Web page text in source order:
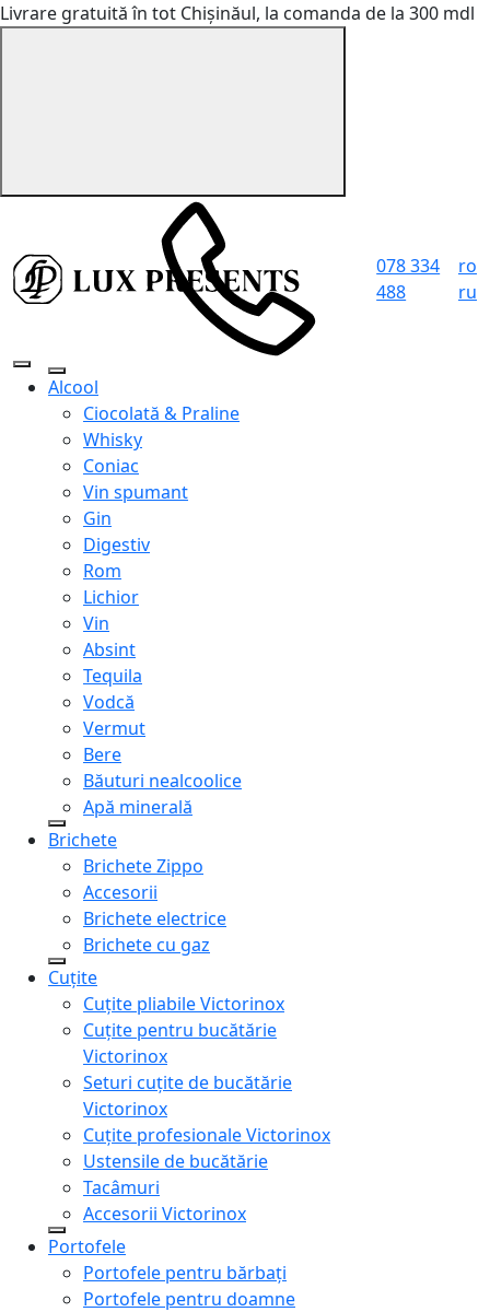
Livrare gratuită în tot Chișinăul, la comanda de la 300 mdl
078 334
488
ro
ru
Alcool
Ciocolată & Praline
Whisky
Coniac
Vin spumant
Gin
Digestiv
Rom
Lichior
Vin
Absint
Tequila
Vodcă
Vermut
Bere
Băuturi nealcoolice
Apă minerală
Brichete
Brichete Zippo
Accesorii
Brichete electrice
Brichete cu gaz
Cuțite
Cuțite pliabile Victorinox
Cuțite pentru bucătărie
Victorinox
Seturi cuțite de bucătărie
Victorinox
Cuțite profesionale Victorinox
Ustensile de bucătărie
Tacâmuri
Accesorii Victorinox
Portofele
Portofele pentru bărbați
Portofele pentru doamne